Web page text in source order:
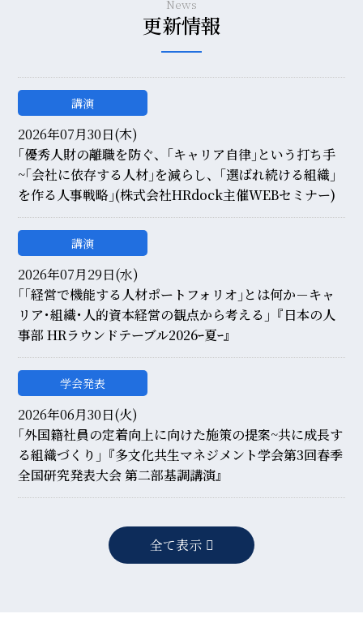
News
更新情報
講演
2026年07月30日(木)
｢優秀人財の離職を防ぐ、｢キャリア自律｣という打ち手
~｢会社に依存する人材｣を減らし、｢選ばれ続ける組織｣
を作る人事戦略｣(株式会社HRdock主催WEBセミナー)
講演
2026年07月29日(水)
｢｢経営で機能する人材ポートフォリオ｣とは何か－キャ
リア･組織･人的資本経営の観点から考える｣『日本の人
事部 HRラウンドテーブル2026ｰ夏ｰ』
学会発表
2026年06月30日(火)
｢外国籍社員の定着向上に向けた施策の提案~共に成長す
る組織づくり｣『多文化共生マネジメント学会第3回春季
全国研究発表大会 第二部基調講演』
全て表示